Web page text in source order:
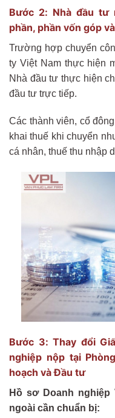
Bước 2: Nhà đầu tư
phần, phần vốn góp
Trường hợp chuyển
ty Việt Nam thực hiện
Nhà đầu tư thực hiện
đầu tư trực tiếp.
Các thành viên, cổ
khai thuế khi chuyển
cá nhân, thuế thu nhập
Bước 3: Thay đổi
nghiệp nộp tại
hoạch và Đầu tư
Hồ sơ Doanh
ngoài cần chuẩn bị: